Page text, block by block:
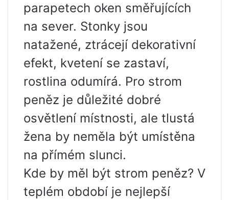
parapetech oken směřujících
na sever. Stonky jsou
natažené, ztrácejí dekorativní
efekt, kvetení se zastaví,
rostlina odumírá. Pro strom
peněz je důležité dobré
osvětlení místnosti, ale tlustá
žena by neměla být umístěna
na přímém slunci.
Kde by měl být strom peněz? V
teplém období je nejlepší